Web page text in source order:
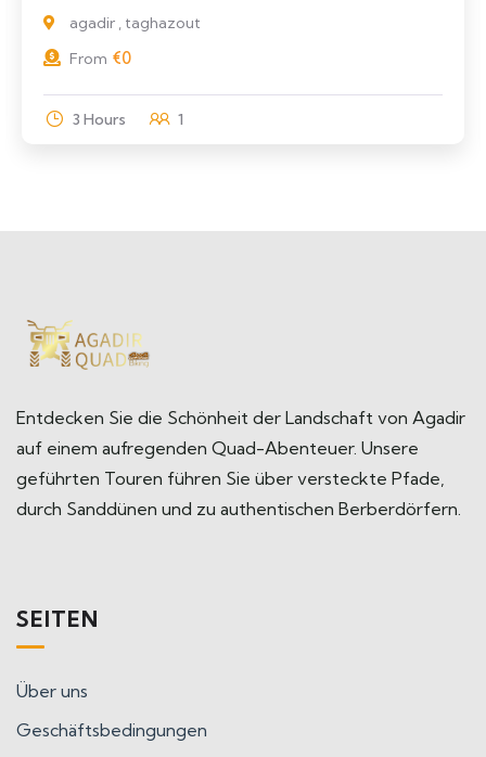
agadir , taghazout
From €0
3 Hours 1
Entdecken Sie die Schönheit der Landschaft von Agadir
auf einem aufregenden Quad-Abenteuer. Unsere
geführten Touren führen Sie über versteckte Pfade,
durch Sanddünen und zu authentischen Berberdörfern.
SEITEN
Über uns
Geschäftsbedingungen